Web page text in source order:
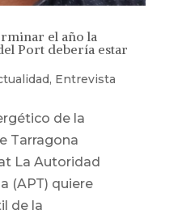
el año la
Port debería estar
, Entrevista
de la
Tarragona
La Autoridad
(APT) quiere
de la